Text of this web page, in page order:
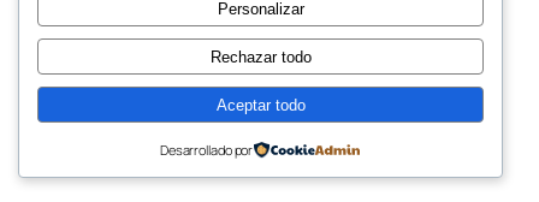
Personalizar
Rechazar todo
Aceptar todo
Desarrollado por